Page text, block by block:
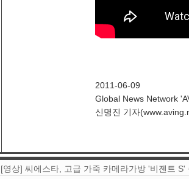
2011-06-09
Global News Network
신명진 기자
[영상] 씨에스타, 고급 가죽 카메라가방 '비젠트 S'